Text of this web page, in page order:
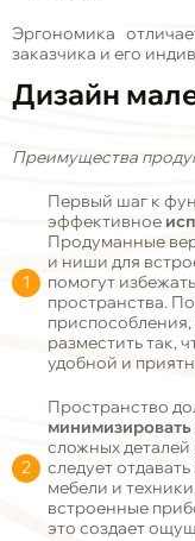
Эргономика
заказчика и его
Дизайн
Преимущества
Первый шаг к
эффективное
Продуманные
и ниши для
помогут
пространства.
разместить так,
удобной и
Пространство
сложных
следует
мебели и
встроенные
это создает